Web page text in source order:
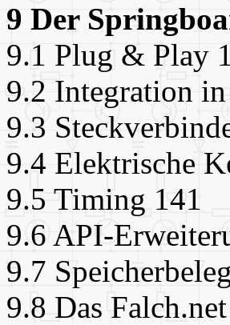
9 Der
9.1 Plug & Play
9.2 Integration
9.3
9.4 Elektrische
9.5 Timing 141
9.6 API-
9.7
9.8 Das